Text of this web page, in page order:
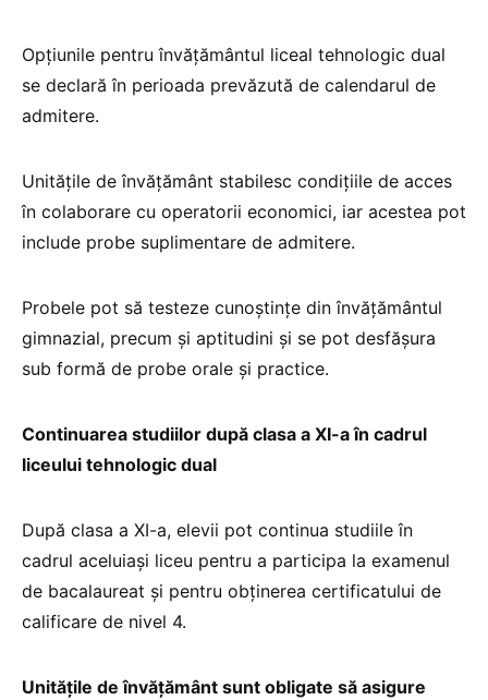
Opțiunile pentru învățământul liceal tehnologic dual
se declară în perioada prevăzută de calendarul de
admitere.
Unitățile de învățământ stabilesc condițiile de acces
în colaborare cu operatorii economici, iar acestea pot
include probe suplimentare de admitere.
Probele pot să testeze cunoștințe din învățământul
gimnazial, precum și aptitudini și se pot desfășura
sub formă de probe orale și practice.
Continuarea studiilor după clasa a XI-a în cadrul
liceului tehnologic dual
După clasa a XI-a, elevii pot continua studiile în
cadrul aceluiași liceu pentru a participa la examenul
de bacalaureat și pentru obținerea certificatului de
calificare de nivel 4.
Unitățile de învățământ sunt obligate să asigure